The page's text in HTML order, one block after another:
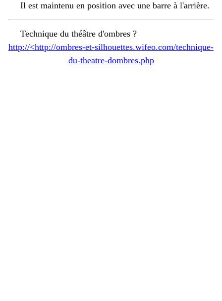
Il est maintenu en position avec une barre à l'arrière.
Technique du théâtre d'ombres ?
http://<http://ombres-et-silhouettes.wifeo.com/technique-
du-theatre-dombres.php